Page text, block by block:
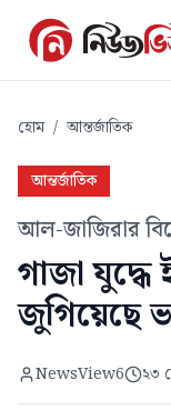
হোম / আন্তর্জাতিক
আন্তর্জাতিক
আল-জাজিরার
গাজা যুদ্ধে
জুগিয়েছে
NewsView6 ২৩